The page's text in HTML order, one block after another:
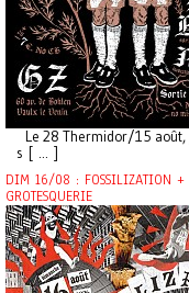
Le 28 Thermidor/15 août,
s [ ... ]
DIM 16/08 : FOSSILIZATION +
GROTESQUERIE